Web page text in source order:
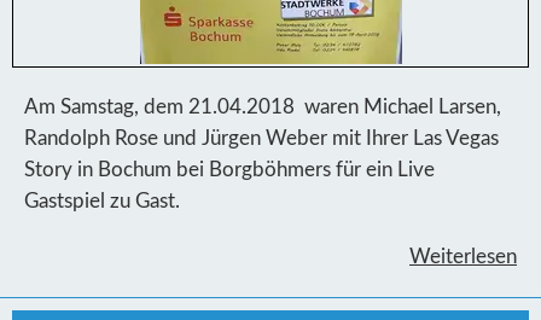
Am Samstag, dem 21.04.2018 waren Michael Larsen,
Randolph Rose und Jürgen Weber mit Ihrer Las Vegas
Story in Bochum bei Borgböhmers für ein Live
Gastspiel zu Gast.
Weiterlesen